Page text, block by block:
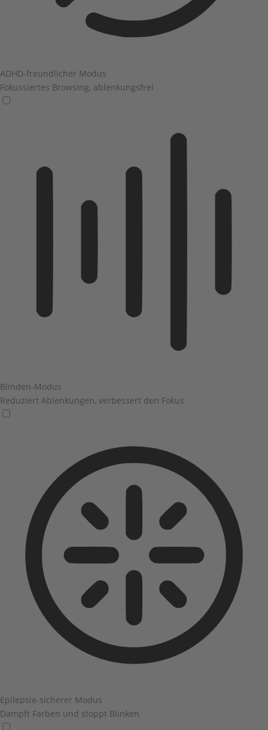
ADHD-freundlicher Modus
Fokussiertes Browsing, ablenkungsfrei
Blinden-Modus
Reduziert Ablenkungen, verbessert den Fokus
Epilepsie-sicherer Modus
Dämpft Farben und stoppt Blinken